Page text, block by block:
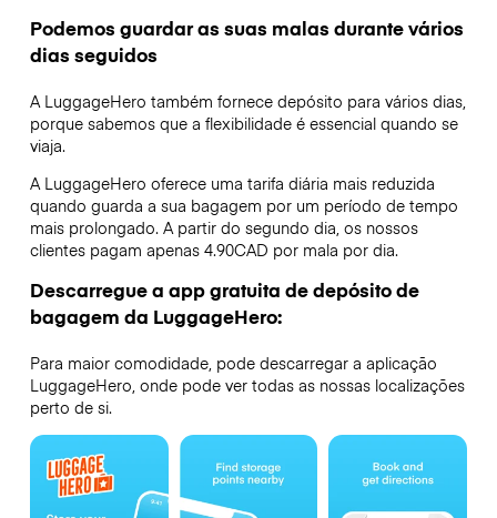
Podemos guardar as suas malas durante vários
dias seguidos
A LuggageHero também fornece depósito para vários dias,
porque sabemos que a flexibilidade é essencial quando se
viaja.
A LuggageHero oferece uma tarifa diária mais reduzida
quando guarda a sua bagagem por um período de tempo
mais prolongado. A partir do segundo dia, os nossos
clientes pagam apenas 4.90CAD por mala por dia.
Descarregue a app gratuita de depósito de
bagagem da LuggageHero:
Para maior comodidade, pode descarregar a aplicação
LuggageHero, onde pode ver todas as nossas localizações
perto de si.